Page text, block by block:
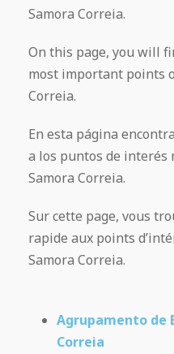
Samora Correia.
On this page, you will
most important points
Correia.
En esta página
a los puntos de interés
Samora Correia.
Sur cette page, vous
rapide aux points
Samora Correia.
Agrupamento de
Correia